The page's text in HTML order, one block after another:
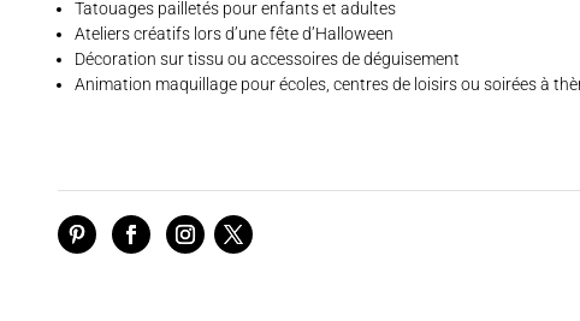
Tatouages pailletés pour enfants et adultes
Ateliers créatifs lors d’une fête d’Halloween
Décoration sur tissu ou accessoires de déguisement
Animation maquillage pour écoles, centres de loisirs ou soirées à